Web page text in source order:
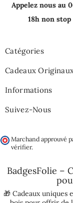
Appelez nous au
18h non stop
Catégories
Cadeaux
Informations
Suivez-Nous
Marchand approuvé
vérifier.
BadgesFolie –
🎁 Cadeaux uniques